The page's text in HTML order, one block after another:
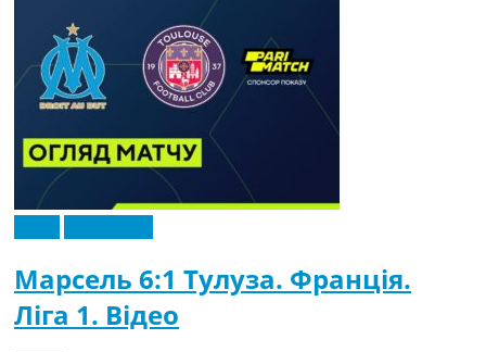
Марсель 6:1 Тулуза. Франція.
Ліга 1. Відео